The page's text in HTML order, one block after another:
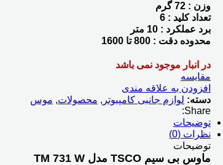
وزن : 72 گرم
تعداد کلید : 6
برد عملکرد : 10 متر
محدوده دقت : 800 تا 1600
در انبار موجود نمی باشد
مقایسه
افزودن به علاقه مندی
دسته: لوازم جانبی کامپیوتر , محصولات, موس
Share:
توضیحات
نظرات (0)
توضیحات
ماوس بی سیم TSCO مدل TM 731 W